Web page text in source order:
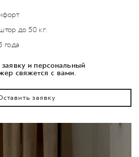
до 50 кг.
года
и персональный
свяжется с вами.
заявку